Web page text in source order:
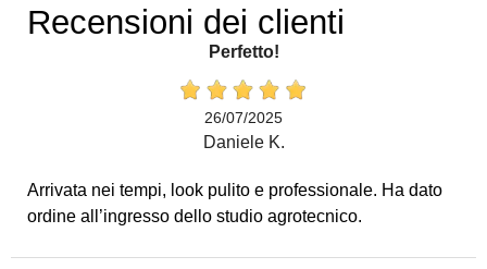
Recensioni dei clienti
Perfetto!
26/07/2025
Daniele K.
Arrivata nei tempi, look pulito e professionale. Ha dato
ordine all’ingresso dello studio agrotecnico.